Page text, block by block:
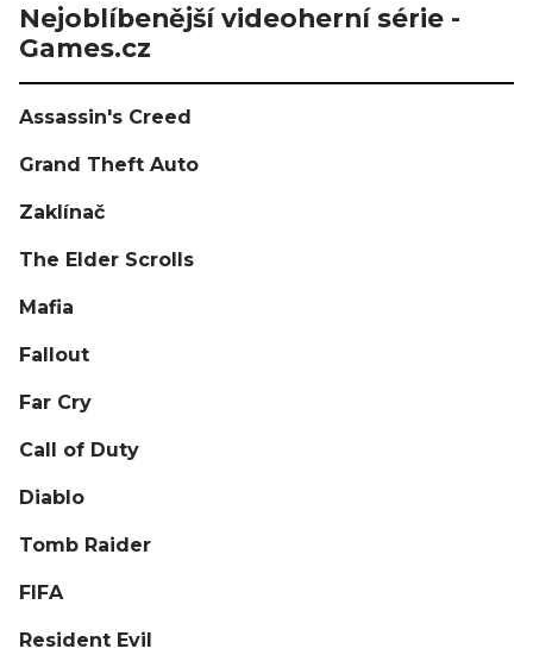
Nejoblíbenější videoherní série -
Games.cz
Assassin's Creed
Grand Theft Auto
Zaklínač
The Elder Scrolls
Mafia
Fallout
Far Cry
Call of Duty
Diablo
Tomb Raider
FIFA
Resident Evil